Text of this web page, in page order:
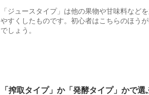
「ジュースタイプ」は他の果物や甘味料など
やすくしたものです。初心者はこちらのほう
でしょう。
「搾取タイプ」か「発酵タイプ」かで選